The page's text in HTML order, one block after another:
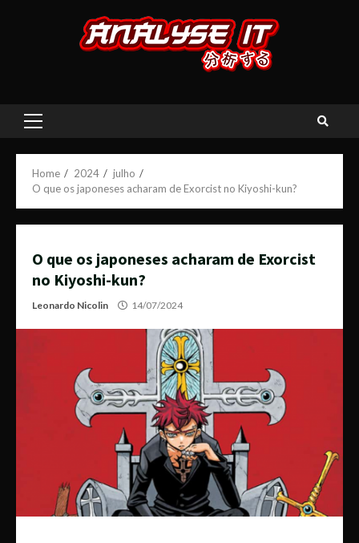
Primary
Home 2024
julho
O que os japoneses acharam de Exorcist no Kiyoshi-kun?
O que os japoneses acharam de Exorcist
no Kiyoshi-kun?
Leonardo Nicolin 14/07/2024